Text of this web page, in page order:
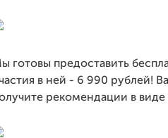
готовы предоставить
в ней - 6 990 рублей!
рекомендации в